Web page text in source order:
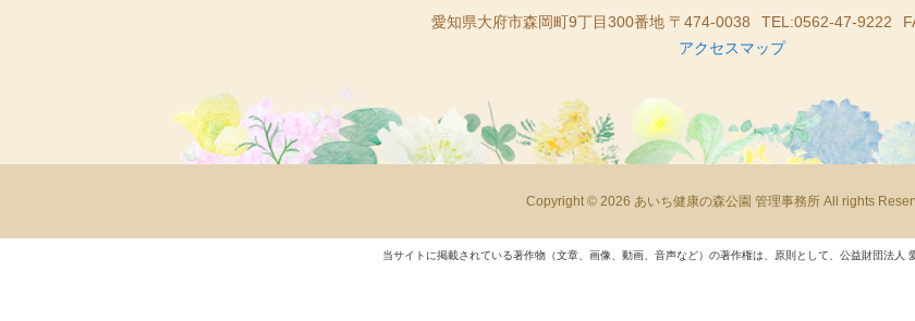
愛知県大府市森岡町9丁目300番地 〒474-0038 TEL:0562-47-9222
アクセスマップ
Copyright © 2026 あいち健康の森公園 管理事務所 All rights
当サイトに掲載されている著作物（文章、画像、動画、音声など）の著作権は、原則として、公益財団法人